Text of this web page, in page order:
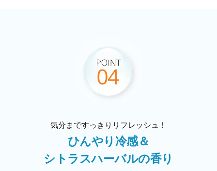
気分まですっきりリフレッシュ！
ひんやり冷感＆
シトラスハーバルの香り